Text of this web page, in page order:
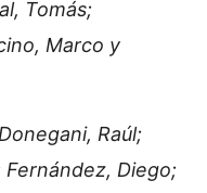
Tomás;
Marco y
Donegani, Raúl;
Fernández, Diego;